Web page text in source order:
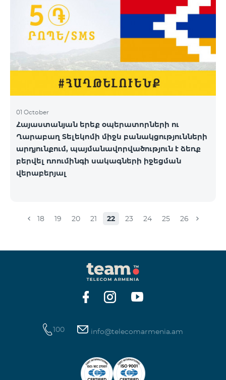
01 October
Հայաստանյան երեք օպերատորների ու
Ղարաբաղ Տելեկոմի միջև բանակցությունների
արդյունքում, պայմանավորվածություն է ձեռք
բերվել ռոումինգի սակագների իջեցման
վերաբերյալ
18 19 20 21 22 23 24 25 26
100 info@telecomarmenia.am